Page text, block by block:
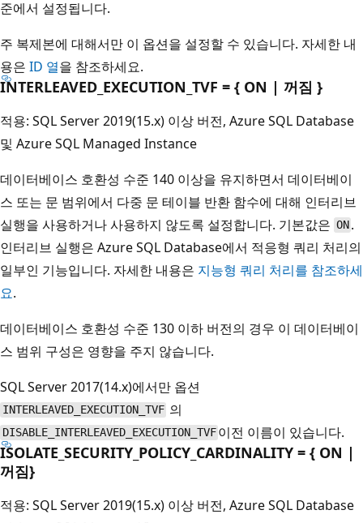
준에서 설정됩니다.
주 복제본에 대해서만 이 옵션을 설정할 수 있습니다. 자세한 내
용은 ID 열을 참조하세요.
INTERLEAVED_EXECUTION_TVF = { ON | 꺼짐 }
적용: SQL Server 2019(15.x) 이상 버전, Azure SQL Database
및 Azure SQL Managed Instance
데이터베이스 호환성 수준 140 이상을 유지하면서 데이터베이
스 또는 문 범위에서 다중 문 테이블 반환 함수에 대해 인터리브
실행을 사용하거나 사용하지 않도록 설정합니다. 기본값은 ON .
인터리브 실행은 Azure SQL Database에서 적응형 쿼리 처리의
일부인 기능입니다. 자세한 내용은 지능형 쿼리 처리를 참조하세
요.
데이터베이스 호환성 수준 130 이하 버전의 경우 이 데이터베이
스 범위 구성은 영향을 주지 않습니다.
SQL Server 2017(14.x)에서만 옵션
INTERLEAVED_EXECUTION_TVF 의
DISABLE_INTERLEAVED_EXECUTION_TVF 이전 이름이 있습니다.
ISOLATE_SECURITY_POLICY_CARDINALITY = { ON |
꺼짐}
적용: SQL Server 2019(15.x) 이상 버전, Azure SQL Database